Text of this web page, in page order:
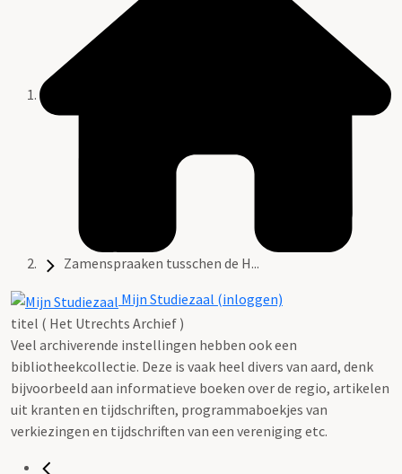
Zamenspraaken tusschen de H...
Mijn Studiezaal (inloggen)
titel ( Het Utrechts Archief )
Veel archiverende instellingen hebben ook een
bibliotheekcollectie. Deze is vaak heel divers van aard, denk
bijvoorbeeld aan informatieve boeken over de regio, artikelen
uit kranten en tijdschriften, programmaboekjes van
verkiezingen en tijdschriften van een vereniging etc.